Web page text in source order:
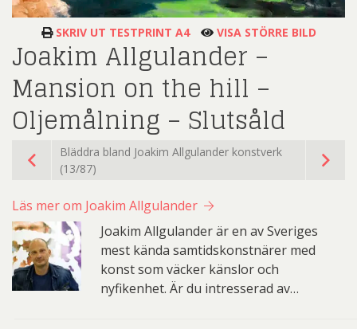
SKRIV UT TESTPRINT A4 VISA STÖRRE BILD
Joakim Allgulander –
Mansion on the hill –
Oljemålning – Slutsåld
Bläddra bland Joakim Allgulander konstverk
(13/87)
Läs mer om Joakim Allgulander
Joakim Allgulander är en av Sveriges
mest kända samtidskonstnärer med
konst som väcker känslor och
nyfikenhet. Är du intresserad av…